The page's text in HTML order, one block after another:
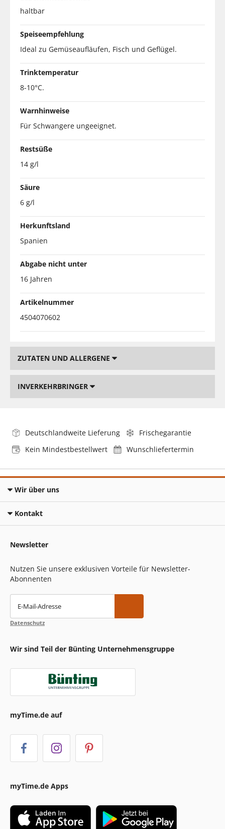
haltbar
Speiseempfehlung
Ideal zu Gemüseaufläufen, Fisch und Geflügel.
Trinktemperatur
8-10°C.
Warnhinweise
Für Schwangere ungeeignet.
Restsüße
14 g/l
Säure
6 g/l
Herkunftsland
Spanien
Abgabe nicht unter
16 Jahren
Artikelnummer
4504070602
ZUTATEN UND ALLERGENE
INVERKEHRBRINGER
Deutschlandweite Lieferung
Frischegarantie
Kein Mindestbestellwert
Wunschliefertermin
Wir über uns
Kontakt
Newsletter
Nutzen Sie unsere exklusiven Vorteile für Newsletter-
Abonnenten
E-Mail-Adresse
Datenschutz
Wir sind Teil der Bünting Unternehmensgruppe
myTime.de auf
myTime.de Apps